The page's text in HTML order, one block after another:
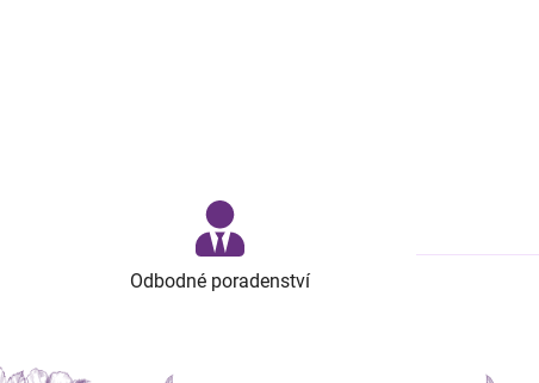
Odbodné poradenství